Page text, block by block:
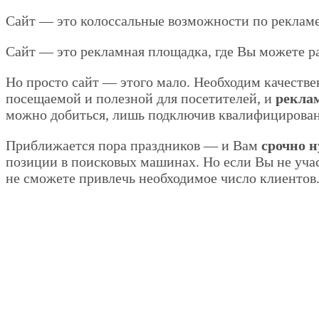
Сайт — это колоссальные возможности по
Сайт — это рекламная площадка, где Вы можете
Но просто сайт — этого мало. Необходим
посещаемой и полезной для посетителей, и
можно добиться, лишь подключив
Приближается пора праздников — и Вам срочно
позиции в поисковых машинах. Но если Вы не
не сможете привлечь необходимое число клиентов.